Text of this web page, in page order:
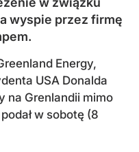
wyspie przez firmę
Energy,
USA Donalda
na Grenlandii mimo
w sobotę (8